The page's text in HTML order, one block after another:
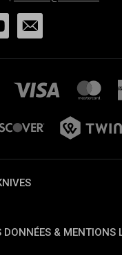
DONNÉES & MENTIONS